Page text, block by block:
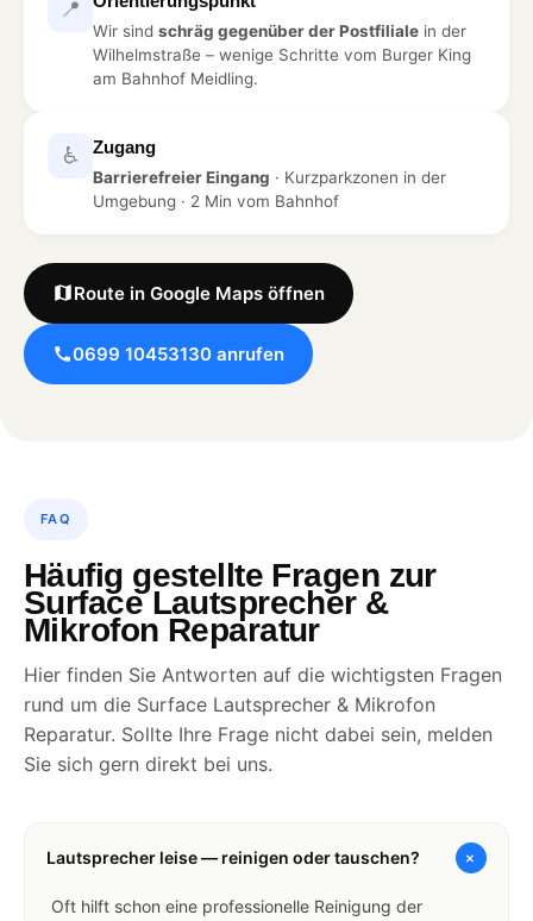
📍
Wir sind schräg gegenüber der Postfiliale in der
Wilhelmstraße – wenige Schritte vom Burger King
am Bahnhof Meidling.
♿ Zugang
Barrierefreier Eingang · Kurzparkzonen in der
Umgebung · 2 Min vom Bahnhof
Route in Google Maps öffnen
0699 10453130 anrufen
FAQ
Häufig gestellte Fragen zur
Surface Lautsprecher &
Mikrofon Reparatur
Hier finden Sie Antworten auf die wichtigsten Fragen
rund um die Surface Lautsprecher & Mikrofon
Reparatur. Sollte Ihre Frage nicht dabei sein, melden
Sie sich gern direkt bei uns.
Lautsprecher leise — reinigen oder tauschen? +
Oft hilft schon eine professionelle Reinigung der